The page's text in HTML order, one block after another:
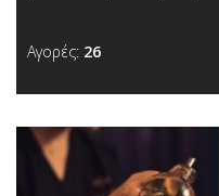
Αγορές: 26